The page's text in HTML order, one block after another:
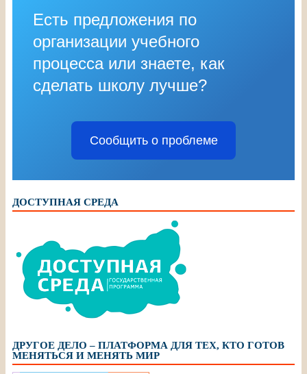
Есть предложения по
организации учебного
процесса или знаете, как
сделать школу лучше?
Сообщить о проблеме
ДОСТУПНАЯ СРЕДА
ДРУГОЕ ДЕЛО – ПЛАТФОРМА ДЛЯ ТЕХ, КТО ГОТОВ
МЕНЯТЬСЯ И МЕНЯТЬ МИР